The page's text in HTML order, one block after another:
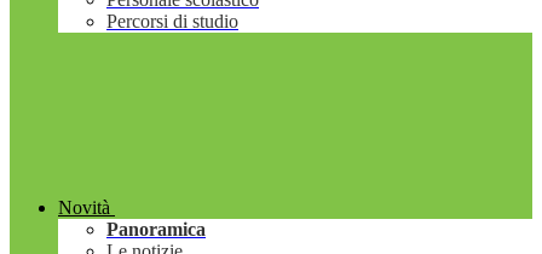
Percorsi di studio
Novità
Panoramica